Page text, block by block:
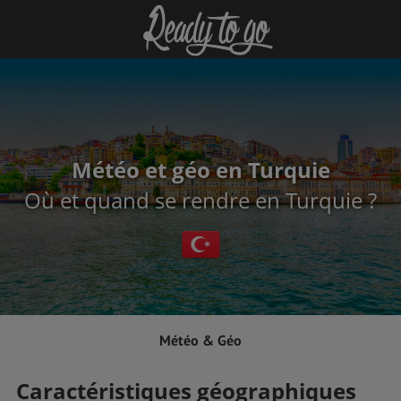
Météo et géo en Turquie
Où et quand se rendre en Turquie ?
Météo & Géo
Caractéristiques géographiques